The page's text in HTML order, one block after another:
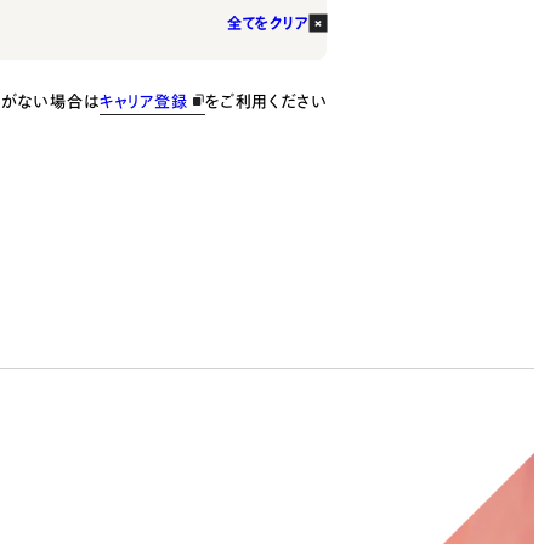
全てをクリア
ない場合はキャリア登録 をご利用ください